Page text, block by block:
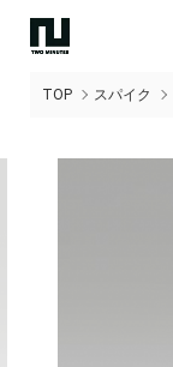
TOP スパイク